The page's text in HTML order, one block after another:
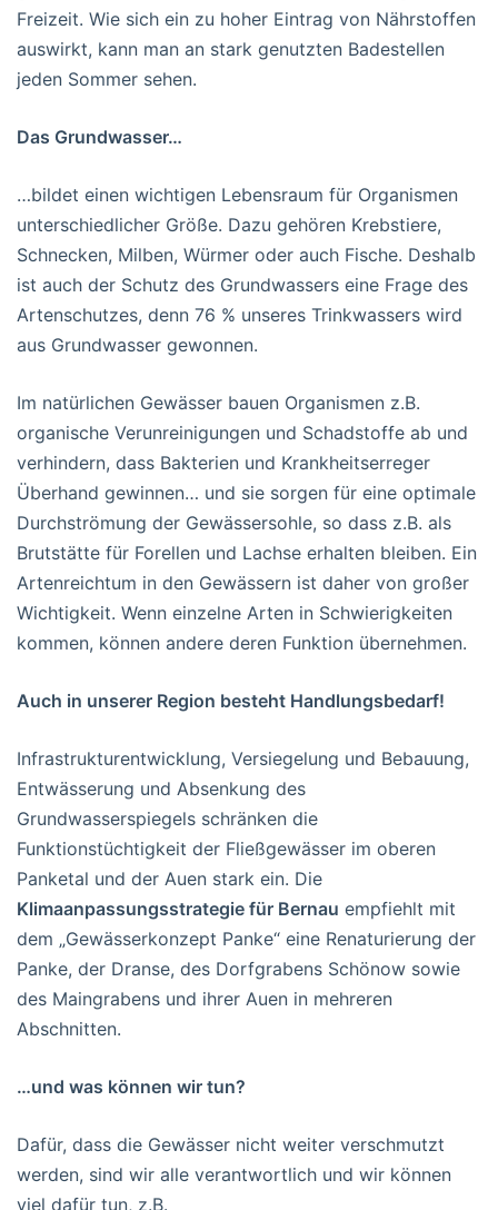
Freizeit. Wie sich ein zu hoher Eintrag von Nährstoffen
auswirkt, kann man an stark genutzten Badestellen
jeden Sommer sehen.
Das Grundwasser…
…bildet einen wichtigen Lebensraum für Organismen
unterschiedlicher Größe. Dazu gehören Krebstiere,
Schnecken, Milben, Würmer oder auch Fische. Deshalb
ist auch der Schutz des Grundwassers eine Frage des
Artenschutzes, denn 76 % unseres Trinkwassers wird
aus Grundwasser gewonnen.
Im natürlichen Gewässer bauen Organismen z.B.
organische Verunreinigungen und Schadstoffe ab und
verhindern, dass Bakterien und Krankheitserreger
Überhand gewinnen… und sie sorgen für eine optimale
Durchströmung der Gewässersohle, so dass z.B. als
Brutstätte für Forellen und Lachse erhalten bleiben. Ein
Artenreichtum in den Gewässern ist daher von großer
Wichtigkeit. Wenn einzelne Arten in Schwierigkeiten
kommen, können andere deren Funktion übernehmen.
Auch in unserer Region besteht Handlungsbedarf!
Infrastrukturentwicklung, Versiegelung und Bebauung,
Entwässerung und Absenkung des
Grundwasserspiegels schränken die
Funktionstüchtigkeit der Fließgewässer im oberen
Panketal und der Auen stark ein. Die
Klimaanpassungsstrategie für Bernau empfiehlt mit
dem „Gewässerkonzept Panke“ eine Renaturierung der
Panke, der Dranse, des Dorfgrabens Schönow sowie
des Maingrabens und ihrer Auen in mehreren
Abschnitten.
…und was können wir tun?
Dafür, dass die Gewässer nicht weiter verschmutzt
werden, sind wir alle verantwortlich und wir können
viel dafür tun, z.B.